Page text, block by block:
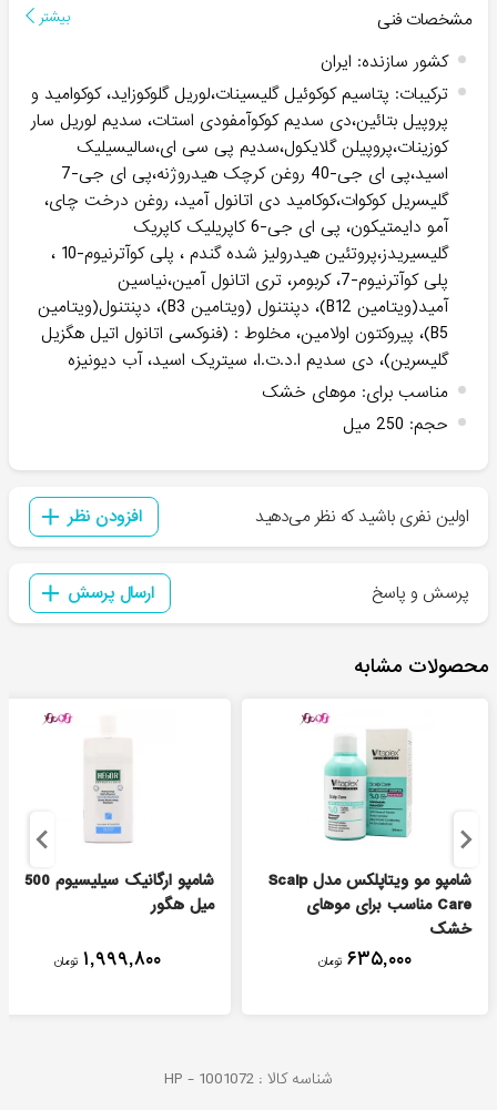
مشخصات فنی بیشتر
کشور سازنده: ایران
ترکیبات: پتاسیم کوکوئیل گلیسینات،لوریل گلوکوزاید، کوکوامید و
پروپیل بتائین،دی سدیم کوکوآمفودی استات، سدیم لوریل سار
کوزینات،پروپیلن گلایکول،سدیم پی سی ای،سالیسیلیک
اسید،پی ای جی-40 روغن کرچک هیدروژنه،پی ای جی-7
گلیسریل کوکوات،کوکامید دی اتانول آمید، روغن درخت چای،
آمو دایمتیکون، پی ای جی-6 کاپریلیک کاپریک
گلیسیریدز،پروتئین هیدرولیز شده گندم ، پلی کوآترنیوم-10 ،
پلی کوآترنیوم-7، کربومر، تری اتانول آمین،نیاسین
آمید(ویتامین B12)، دپنتنول (ویتامین B3)، دپنتنول(ویتامین
B5)، پیروکتون اولامین، مخلوط : (فنوکسی اتانول اتیل هگزیل
گلیسرین)، دی سدیم ا.د.ت.ا، سیتریک اسید، آب دیونیزه
مناسب برای: موهای خشک
حجم: 250 میل
اولین نفری باشید که نظر می‌دهید افزودن نظر
پرسش و پاسخ ارسال پرسش
محصولات مشابه
شامپو مو ویتاپلکس مدل Scalp
Care مناسب برای موهای
خشک
۶۳۵,۰۰۰ تومان
شامپو ارگانیک سیلیسیوم 500
میل هگور
۱,۹۹۹,۸۰۰ تومان
شناسه کالا : HP - 1001072